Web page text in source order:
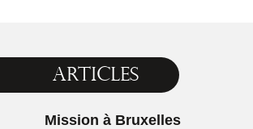
Articles
Mission à Bruxelles